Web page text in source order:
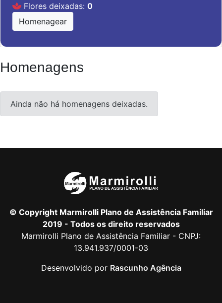
Flores deixadas: 0
Homenagear
Homenagens
Ainda não há homenagens deixadas.
© Copyright Marmirolli Plano de Assistência Familiar
2019 - Todos os direito reservados
Marmirolli Plano de Assistência Familiar - CNPJ:
13.941.937/0001-03
Desenvolvido por Rascunho Agência